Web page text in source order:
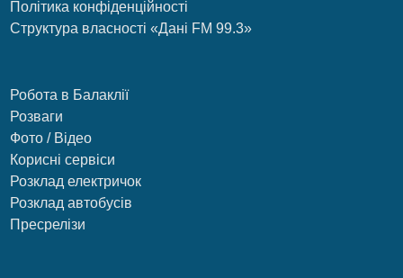
Політика конфіденційності
Структура власності «Дані FM 99.3»
Робота в Балаклії
Розваги
Фото / Відео
Корисні сервіси
Розклад електричок
Розклад автобусів
Пресрелізи